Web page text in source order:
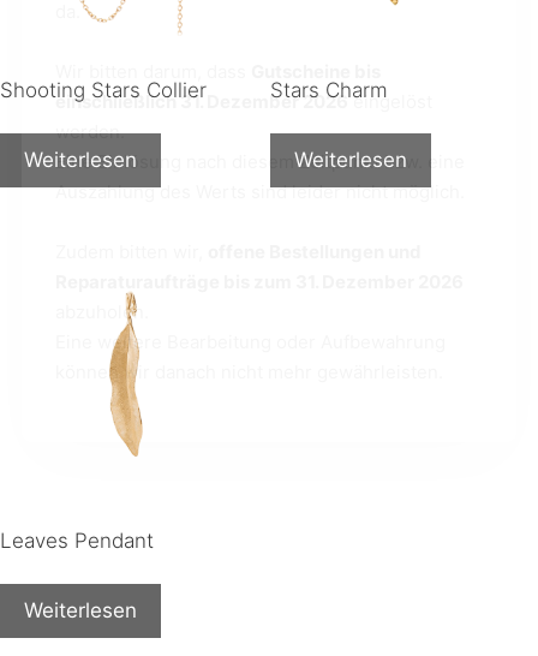
Shooting Stars Collier
Weiterlesen
Stars Charm
Weiterlesen
Leaves Pendant
Weiterlesen
einschließlich 31. Dezember 2026 eingelöst
werden.
Eine Einlösung nach diesem Zeitpunkt bzw. eine
Auszahlung des Werts sind leider nicht möglich.
abzuholen.
Eine weitere Bearbeitung oder Aufbewahrung
können wir danach nicht mehr gewährleisten.